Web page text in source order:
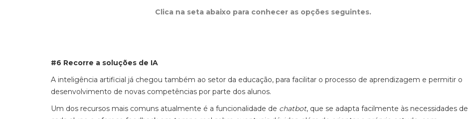
Clica na seta abaixo para conhecer as opções seguintes.
#6 Recorre a soluções de IA
A inteligência artificial já chegou também ao setor da educação, para facilitar o processo de aprendizagem e permitir o
desenvolvimento de novas competências por parte dos alunos.
Um dos recursos mais comuns atualmente é a funcionalidade de chatbot, que se adapta facilmente às necessidades de